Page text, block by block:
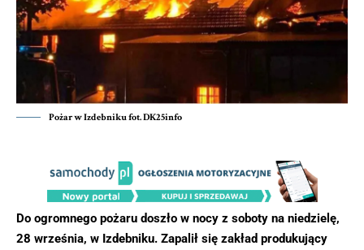
Pożar w Izdebniku fot. DK25info
Do ogromnego pożaru doszło w nocy z soboty na niedzielę,
28 września, w Izdebniku. Zapalił się zakład produkujący